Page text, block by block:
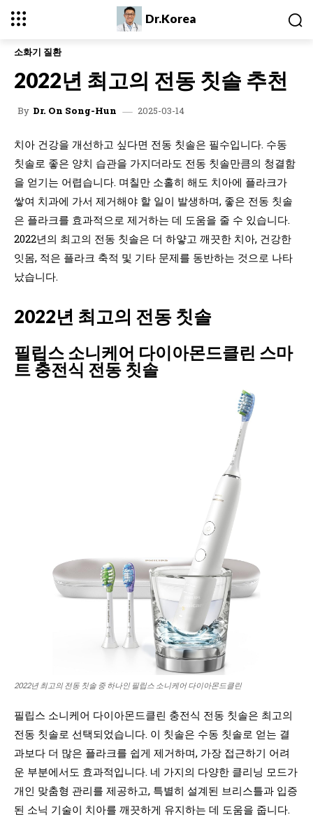
Dr.Korea
소화기 질환
2022년 최고의 전동 칫솔 추천
By Dr. On Song-Hun 2025-03-14
치아 건강을 개선하고 싶다면 전동 칫솔은 필수입니다. 수동
칫솔로 좋은 양치 습관을 가지더라도 전동 칫솔만큼의 청결함
을 얻기는 어렵습니다. 며칠만 소홀히 해도 치아에 플라크가
쌓여 치과에 가서 제거해야 할 일이 발생하며, 좋은 전동 칫솔
은 플라크를 효과적으로 제거하는 데 도움을 줄 수 있습니다.
2022년의 최고의 전동 칫솔은 더 하얗고 깨끗한 치아, 건강한
잇몸, 적은 플라크 축적 및 기타 문제를 동반하는 것으로 나타
났습니다.
2022년 최고의 전동 칫솔
필립스 소니케어 다이아몬드클린 스마
트 충전식 전동 칫솔
2022년 최고의 전동 칫솔 중 하나인 필립스 소니케어 다이아몬드클린
필립스 소니케어 다이아몬드클린 충전식 전동 칫솔은 최고의
전동 칫솔로 선택되었습니다. 이 칫솔은 수동 칫솔로 얻는 결
과보다 더 많은 플라크를 쉽게 제거하며, 가장 접근하기 어려
운 부분에서도 효과적입니다. 네 가지의 다양한 클리닝 모드가
개인 맞춤형 관리를 제공하고, 특별히 설계된 브리스틀과 입증
된 소닉 기술이 치아를 깨끗하게 유지하는 데 도움을 줍니다.